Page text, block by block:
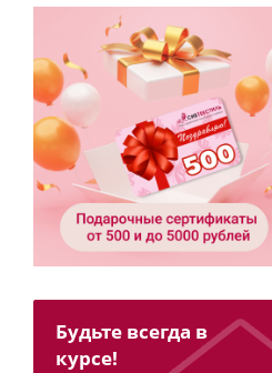
Будьте всегда в
курсе!